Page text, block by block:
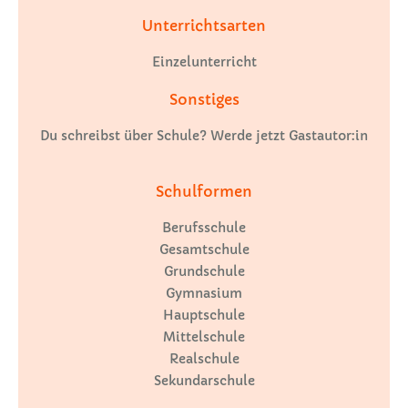
Unterrichtsarten
Einzelunterricht
Sonstiges
Du schreibst über Schule? Werde jetzt Gastautor:in
Schulformen
Berufsschule
Gesamtschule
Grundschule
Gymnasium
Hauptschule
Mittelschule
Realschule
Sekundarschule